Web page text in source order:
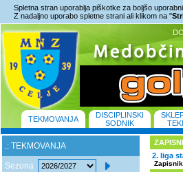
Spletna stran uporablja piškotke za boljšo
Z nadaljno uporabo spletne strani ali klikom na "
TEKMOVANJA
DISCIPLINSKI
SODNIK
.: TEKMOVANJA
Sezona
2. liga